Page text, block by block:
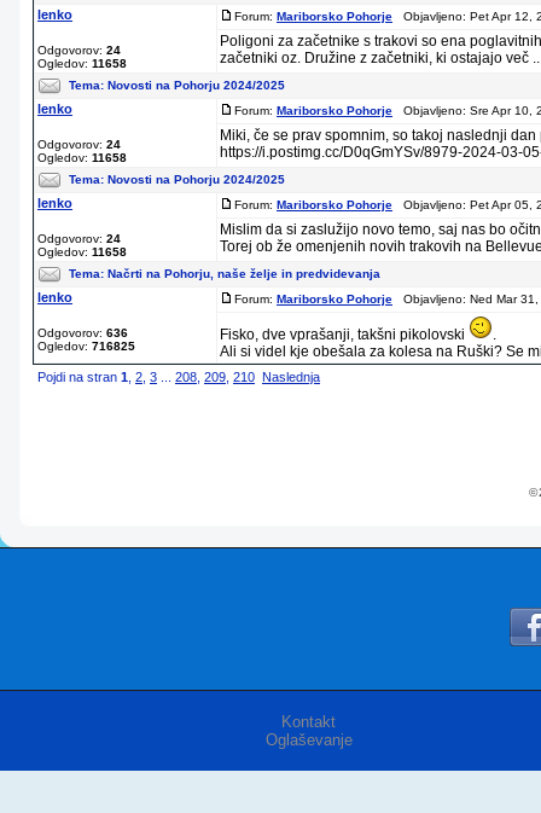
lenko
Odgovorov: 24
Ogledov: 11658
Forum: Mariborsko Pohorje Objavljeno: Pet Apr 12,
Poligoni za začetnike s trakovi so ena
začetniki oz. Družine z začetniki, ki ostajajo več
Tema: Novosti na Pohorju 2024/2025
lenko
Odgovorov: 24
Ogledov: 11658
Forum: Mariborsko Pohorje Objavljeno: Sre Apr 10,
Miki, če se prav spomnim, so takoj naslednji
https://i.postimg.cc/D0qGmYSv/8979-2024-03-
Tema: Novosti na Pohorju 2024/2025
lenko
Odgovorov: 24
Ogledov: 11658
Forum: Mariborsko Pohorje Objavljeno: Pet Apr 05,
Mislim da si zaslužijo novo temo, saj nas bo
Torej ob že omenjenih novih trakovih na
Tema: Načrti na Pohorju, naše želje in predvidevanja
lenko
Odgovorov: 636
Ogledov: 716825
Forum: Mariborsko Pohorje Objavljeno: Ned Mar
Fisko, dve vprašanji, takšni pikolovski
.
Ali si videl kje obešala za kolesa na Ruški? Se
Pojdi na stran 1 2 3 208 209 210 Naslednja
©
Kontakt
Oglaševanje